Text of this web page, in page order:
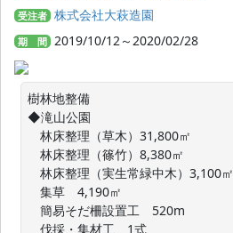
受注者 株式会社大萩造園
期 間 2019/10/12～2020/02/28
樹林地整備
◆滝山公園
林床整理（草木）31,800㎡
林床整理（篠竹）8,380㎡
林床整理（実生常緑中木）3,100㎡
集草　4,190㎡
簡易そだ柵設置工　520m
伐採・集材工　1式